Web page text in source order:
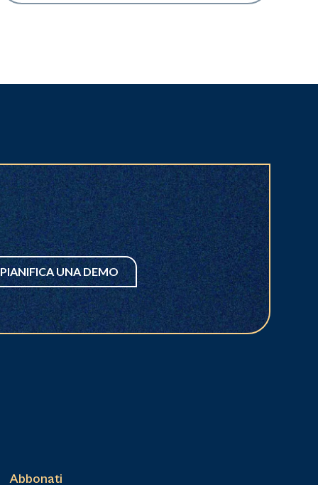
PIANIFICA UNA DEMO
Abbonati